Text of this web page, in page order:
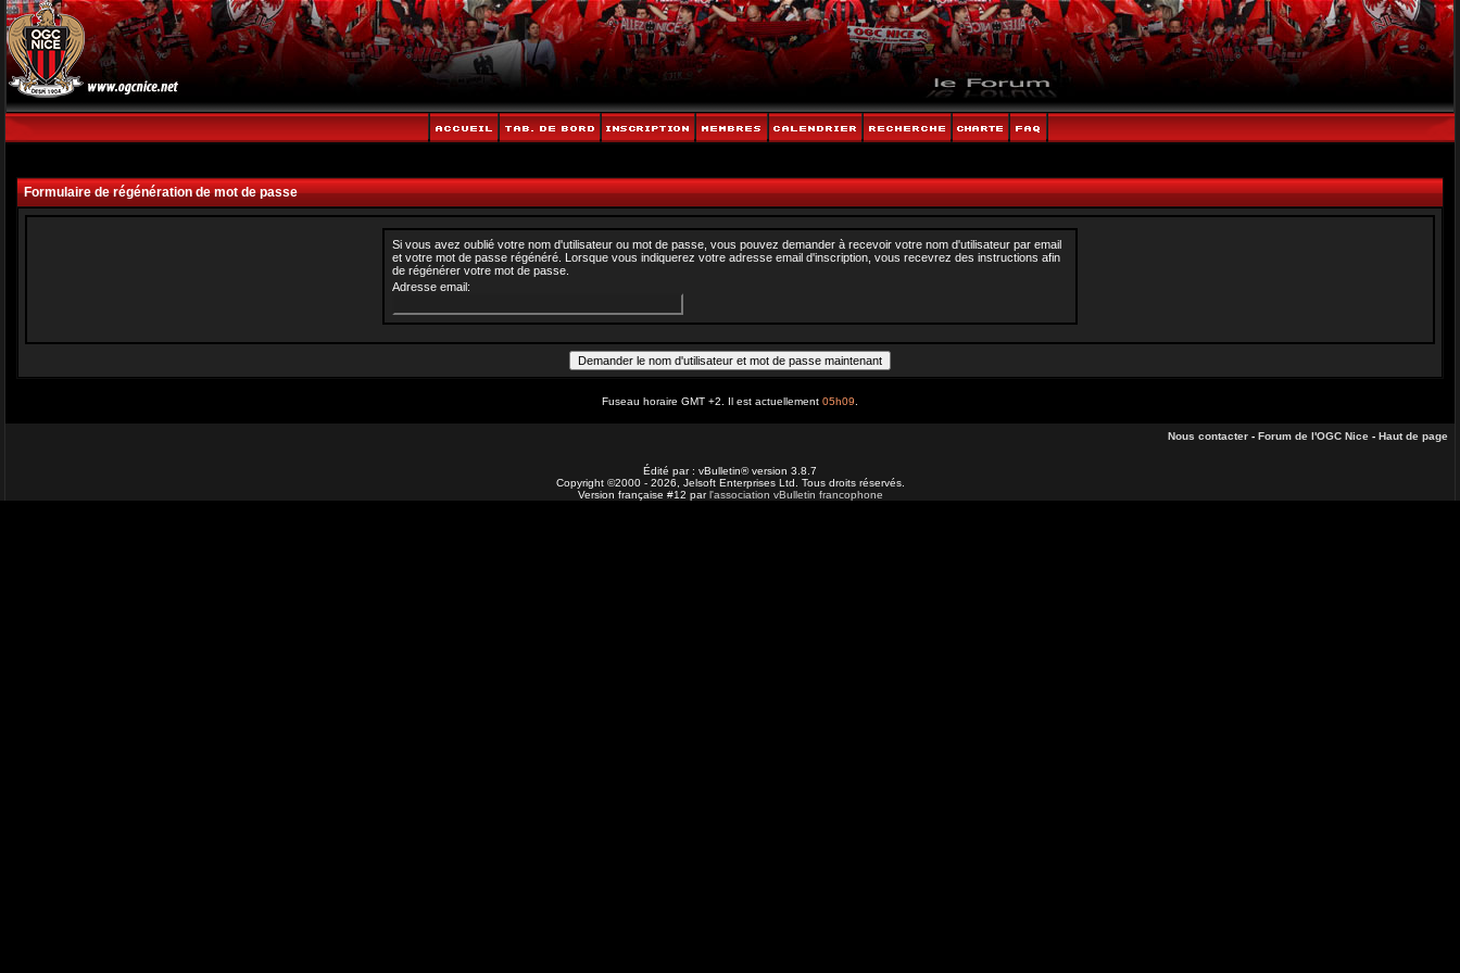
Formulaire de régénération de mot de passe
Si vous avez oublié votre nom d'utilisateur ou mot de passe, vous pouvez demander à recevoir votre nom d'utilisateur par email
et votre mot de passe régénéré. Lorsque vous indiquerez votre adresse email d'inscription, vous recevrez des instructions afin
de régénérer votre mot de passe.
Adresse email:
Fuseau horaire GMT +2. Il est actuellement 05h09
Nous contacter - Forum de l'OGC Nice - Haut de page
Édité par : vBulletin® version 3.8.7
Copyright ©2000 - 2026, Jelsoft Enterprises Ltd. Tous droits réservés.
Version française #12 parl'association vBulletin francophone